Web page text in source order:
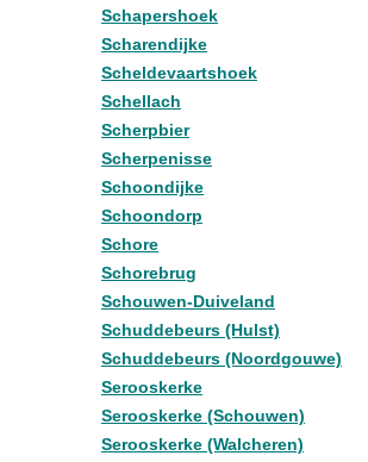
Schapershoek
Scharendijke
Scheldevaartshoek
Schellach
Scherpbier
Scherpenisse
Schoondijke
Schoondorp
Schore
Schorebrug
Schouwen-Duiveland
Schuddebeurs (Hulst)
Schuddebeurs (Noordgouwe)
Serooskerke
Serooskerke (Schouwen)
Serooskerke (Walcheren)